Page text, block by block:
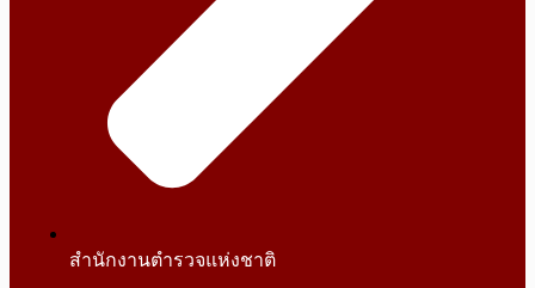
สำนักงานตำรวจแห่งชาติ